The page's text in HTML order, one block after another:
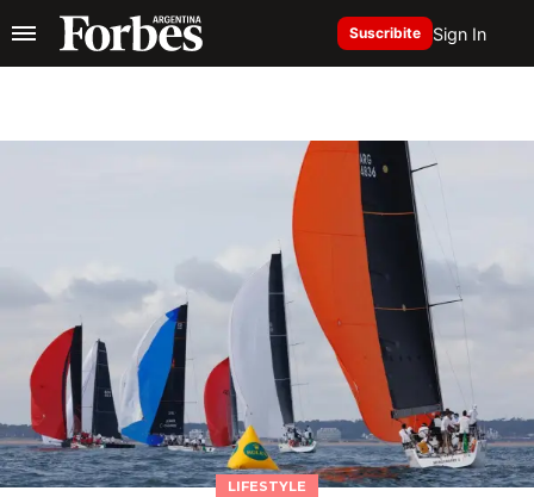
Suscribite Sign In
LIFESTYLE